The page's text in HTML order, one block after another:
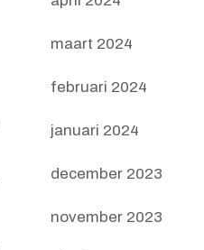
maart 2024
februari 2024
januari 2024
december 2023
november 2023